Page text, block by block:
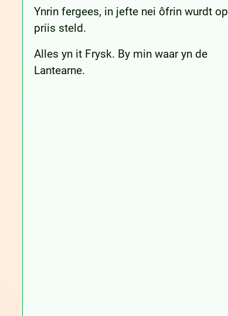
Ynrin fergees, in jefte nei ôfrin wurdt op
priis steld.
Alles yn it Frysk. By min waar yn de
Lantearne.